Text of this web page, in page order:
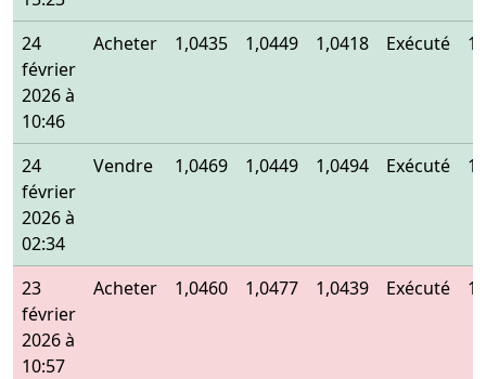
24
février
2026 à
10:46
Acheter 1,0435 1,0449 1,0418 Exécuté
24
février
2026 à
02:34
Vendre 1,0469 1,0449 1,0494 Exécuté
23
février
2026 à
10:57
Acheter 1,0460 1,0477 1,0439 Exécuté